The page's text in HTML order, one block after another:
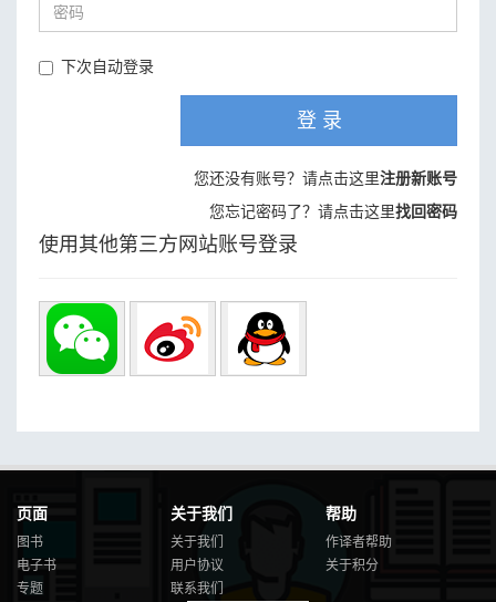
下次自动登录
登 录
您还没有账号？请点击这里注册新账号
您忘记密码了？请点击这里找回密码
使用其他第三方网站账号登录
页面
图书
电子书
专题
关于我们
关于我们
用户协议
联系我们
帮助
作译者帮助
关于积分